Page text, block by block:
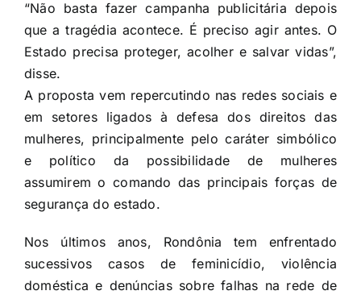
“Não basta fazer campanha publicitária depois
que a tragédia acontece. É preciso agir antes. O
Estado precisa proteger, acolher e salvar vidas”,
disse.
A proposta vem repercutindo nas redes sociais e
em setores ligados à defesa dos direitos das
mulheres, principalmente pelo caráter simbólico
e político da possibilidade de mulheres
assumirem o comando das principais forças de
segurança do estado.
Nos últimos anos, Rondônia tem enfrentado
sucessivos casos de feminicídio, violência
doméstica e denúncias sobre falhas na rede de